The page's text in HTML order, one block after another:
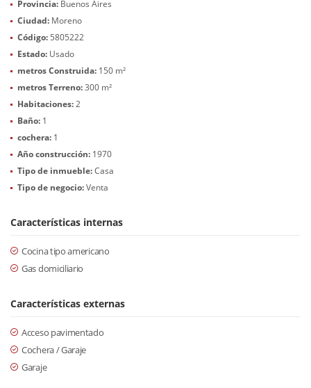
Provincia: Buenos Aires
Ciudad: Moreno
Código: 5805222
Estado: Usado
metros Construida: 150 m²
metros Terreno:300 m²
Habitaciones:2
Baño: 1
cochera: 1
Año construcción: 1970
Tipo de inmueble:Casa
Tipo de negocio:Venta
Características internas
Cocina tipo americano
Gas domiciliario
Características externas
Acceso pavimentado
Cochera / Garaje
Garaje